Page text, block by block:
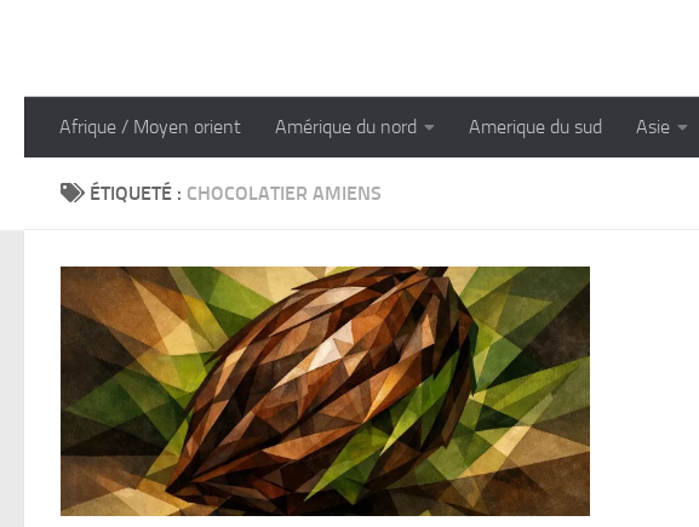
Afrique / Moyen orient Amérique du nord Amerique du sud Asie
ÉTIQUETÉ : CHOCOLATIER AMIENS